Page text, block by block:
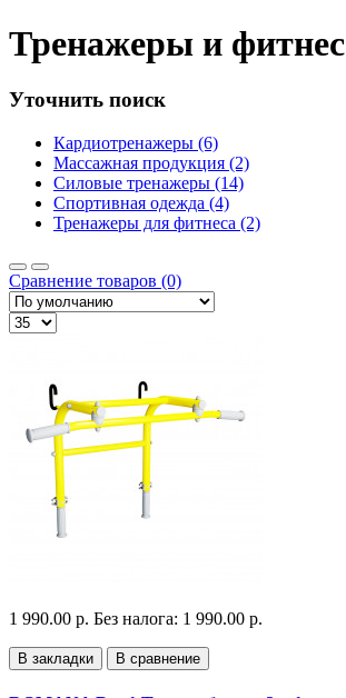
Тренажеры и фитнес
Уточнить поиск
Кардиотренажеры (6)
Массажная продукция (2)
Силовые тренажеры (14)
Спортивная одежда (4)
Тренажеры для фитнеса (2)
Сравнение товаров (0)
1 990.00 р. Без налога: 1 990.00 р.
В закладки В сравнение